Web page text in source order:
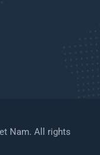
Nam. All rights